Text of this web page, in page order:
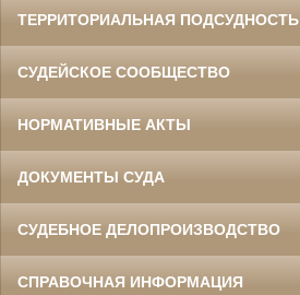
ТЕРРИТОРИАЛЬНАЯ ПОДСУДНОСТЬ
СУДЕЙСКОЕ СООБЩЕСТВО
НОРМАТИВНЫЕ АКТЫ
ДОКУМЕНТЫ СУДА
СУДЕБНОЕ ДЕЛОПРОИЗВОДСТВО
СПРАВОЧНАЯ ИНФОРМАЦИЯ